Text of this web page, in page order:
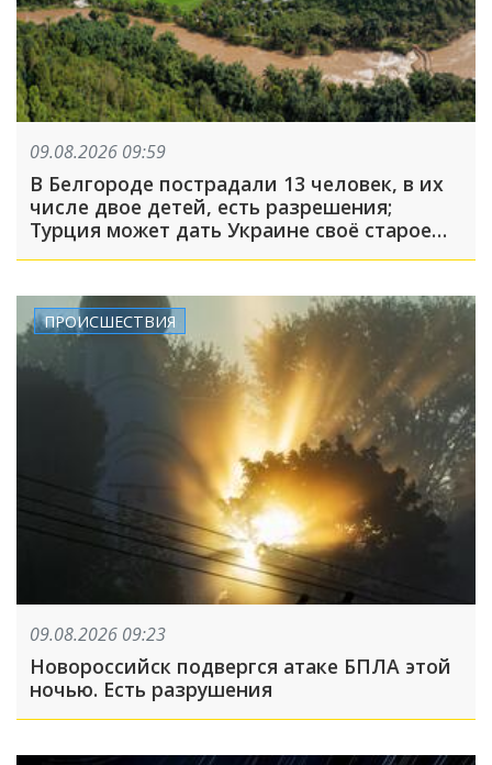
09.08.2026 09:59
В Белгороде пострадали 13 человек, в их
числе двое детей, есть разрешения;
Турция может дать Украине своё старое
ПРОИСШЕСТВИЯ
09.08.2026 09:23
Новороссийск подвергся атаке БПЛА этой
ночью. Есть разрушения